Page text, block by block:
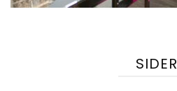
SIDER